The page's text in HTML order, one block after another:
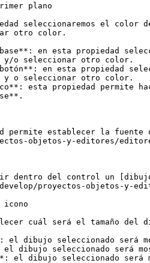
plano
seleccionaremos el
otro color.
en esta propiedad
y/o seleccionar otro color.
en esta propiedad
y o seleccionar otro color.
esta propiedad permite
permite establecer la
objetos-y-editores/
dentro del control un
proyectos-objetos-y-
icono
cuál será el tamaño
el dibujo seleccionado será
dibujo seleccionado será
el dibujo seleccionado será